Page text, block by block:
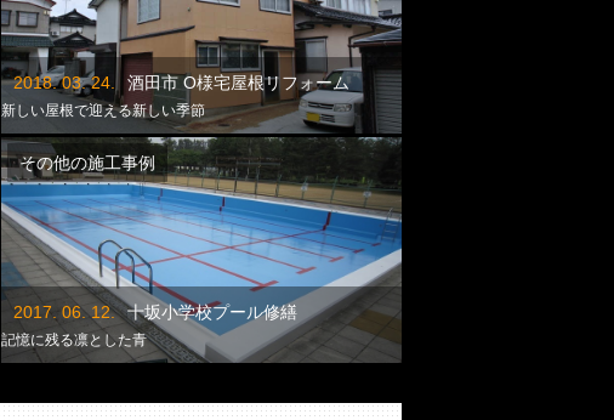
2018. 03. 24. 酒田市 O様宅屋根リフォーム
新しい屋根で迎える新しい季節
その他の施工事例
2017. 06. 12. 十坂小学校プール修繕
記憶に残る凛とした青